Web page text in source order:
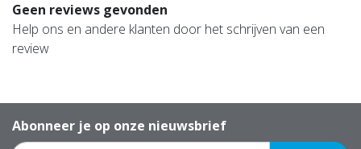
Geen reviews gevonden
Help ons en andere klanten door het schrijven van een
review
Abonneer je op onze nieuwsbrief